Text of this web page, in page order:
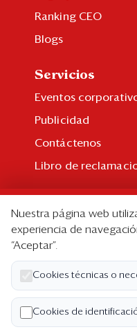
Ranking CEO
Blogs
Servicios
Eventos
Publicidad
Contáctenos
Libro de
Suscripción
Paquetes
Edición Impresa
Nosotros
Quiénes somos
Nuestra página web
experiencia de
“Aceptar”.
Cookies técnicas o
Cookies de